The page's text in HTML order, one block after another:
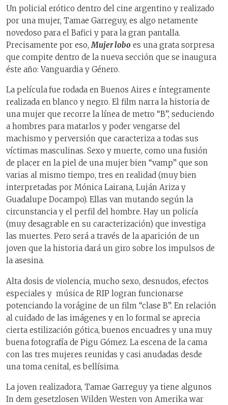
Un policial erótico dentro del cine argentino y realizado
por una mujer, Tamae Garreguy, es algo netamente
novedoso para el Bafici y para la gran pantalla.
Precisamente por eso, Mujer lobo es una grata sorpresa
que compite dentro de la nueva sección que se inaugura
éste año: Vanguardia y Género.
La películafue rodada en Buenos Aires e íntegramente
realizada en blanco y negro. El film narra la historia de
una mujer que recorre la línea de metro “B”, seduciendo
a hombres para matarlos y poder vengarse del
machismo y perversión que caracteriza a todas sus
víctimas masculinas. Sexo y muerte, como una fusión
de placer en la piel de una mujer bien “vamp” que son
varias al mismo tiempo, tres en realidad (muy bien
interpretadas por Mónica Lairana, Luján Ariza y
Guadalupe Docampo). Ellas van mutando según la
circunstancia y el perfil del hombre. Hay un policía
(muy desagrable en su caracterización) que investiga
las muertes. Pero será a través de la aparición de un
joven que la historia dará un giro sobre los impulsos de
la asesina.
Alta dosis de violencia, mucho sexo, desnudos, efectos
especiales y música de RIP logran funcionarse
potenciando la vorágine de un film “clase B”. En relación
al cuidado de las imágenes y en lo formal se aprecia
cierta estilización gótica, buenos encuadres y una muy
buena fotografía de Pigu Gómez. La escena de la cama
con las tres mujeres reunidas y casi anudadas desde
una toma cenital, es bellísima.
La joven realizadora, Tamae Garreguy ya tiene algunos
In dem gesetzlosen Wilden Westen von Amerika war